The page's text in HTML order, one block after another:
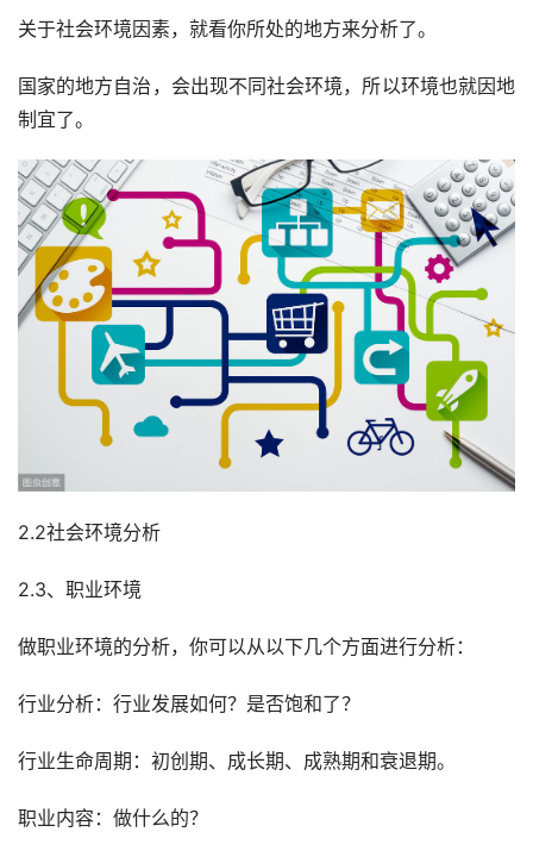
关于社会环境因素，就看你所处的地方来分析了。
国家的地方自治，会出现不同社会环境，所以环境也就因地
制宜了。
2.2社会环境分析
2.3、职业环境
做职业环境的分析，你可以从以下几个方面进行分析：
行业分析：行业发展如何？是否饱和了？
行业生命周期：初创期、成长期、成熟期和衰退期。
职业内容：做什么的？